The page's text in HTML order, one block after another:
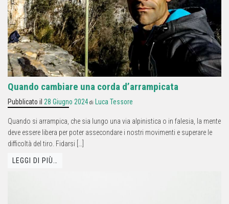
Quando cambiare una corda d’arrampicata
Pubblicato il 28 Giugno 2024 di Luca Tessore
Quando si arrampica, che sia lungo una via alpinistica o in falesia, la mente
deve essere libera per poter assecondare i nostri movimenti e superare le
difficoltà del tiro. Fidarsi […]
LEGGI DI PIÙ…